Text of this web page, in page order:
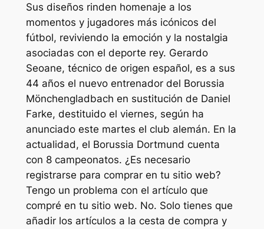
Sus diseños rinden homenaje a los
momentos y jugadores más icónicos del
fútbol, reviviendo la emoción y la nostalgia
asociadas con el deporte rey. Gerardo
Seoane, técnico de origen español, es a sus
44 años el nuevo entrenador del Borussia
Mönchengladbach en sustitución de Daniel
Farke, destituido el viernes, según ha
anunciado este martes el club alemán. En la
actualidad, el Borussia Dortmund cuenta
con 8 campeonatos. ¿Es necesario
registrarse para comprar en tu sitio web?
Tengo un problema con el artículo que
compré en tu sitio web. No. Solo tienes que
añadir los artículos a la cesta de compra y